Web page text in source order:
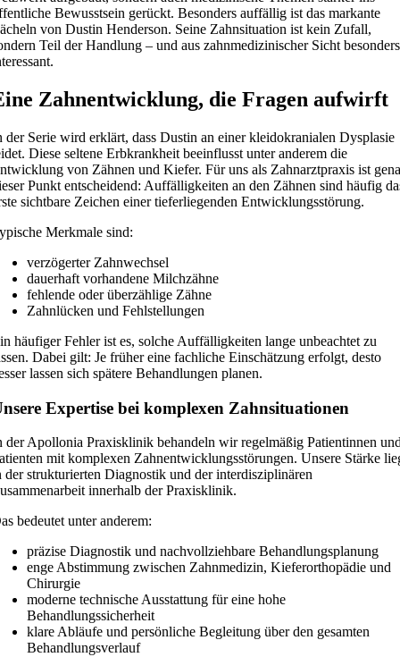
Bewusstsein gerückt. Besonders auffällig ist das markante
von Dustin Henderson. Seine Zahnsituation ist kein Zufall,
Teil der Handlung – und aus zahnmedizinischer Sicht besonders
Zahnentwicklung, die Fragen aufwirft
der Serie wird erklärt, dass Dustin an einer kleidokranialen Dysplasie
Diese seltene Erbkrankheit beeinflusst unter anderem die
von Zähnen und Kiefer. Für uns als Zahnarztpraxis ist
Punkt entscheidend: Auffälligkeiten an den Zähnen sind häufig
sichtbare Zeichen einer tieferliegenden Entwicklungsstörung.
Merkmale sind:
verzögerter Zahnwechsel
dauerhaft vorhandene Milchzähne
fehlende oder überzählige Zähne
Zahnlücken und Fehlstellungen
häufiger Fehler ist es, solche Auffälligkeiten lange unbeachtet zu
Dabei gilt: Je früher eine fachliche Einschätzung erfolgt, desto
lassen sich spätere Behandlungen planen.
Expertise bei komplexen Zahnsituationen
der Apollonia Praxisklinik behandeln wir regelmäßig Patientinnen
mit komplexen Zahnentwicklungsstörungen. Unsere Stärke
der strukturierten Diagnostik und der interdisziplinären
innerhalb der Praxisklinik.
bedeutet unter anderem:
präzise Diagnostik und nachvollziehbare Behandlungsplanung
enge Abstimmung zwischen Zahnmedizin, Kieferorthopädie und
Chirurgie
moderne technische Ausstattung für eine hohe
Behandlungssicherheit
klare Abläufe und persönliche Begleitung über den gesamten
Behandlungsverlauf